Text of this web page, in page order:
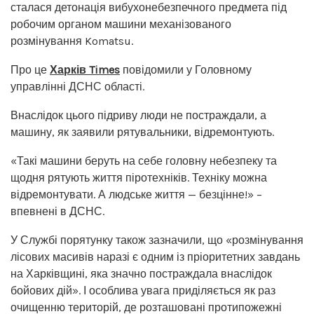
сталася детонація вибухонебезпечного предмета під
робочим органом машини механізованого
розмінування Komatsu.
Про це Харків Times повідомили у Головному
управлінні ДСНС області.
Внаслідок цього підриву люди не постраждали, а
машину, як заявили рятувальники, відремонтують.
«Такі машини беруть на себе головну небезпеку та
щодня рятують життя піротехніків. Техніку можна
відремонтувати. А людське життя — безцінне!» –
впевнені в ДСНС.
У Службі порятунку також зазначили, що «розмінування
лісових масивів наразі є одним із пріоритетних завдань
на Харківщині, яка значно постраждала внаслідок
бойових дій». І особлива увага приділяється як раз
очищенню територій, де розташовані протипожежні